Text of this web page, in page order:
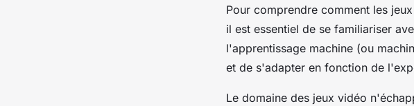
Pour comprendre comment les
il est essentiel de se familiariser
l'apprentissage machine (ou
et de s'adapter en fonction de
Le domaine des jeux vidéo